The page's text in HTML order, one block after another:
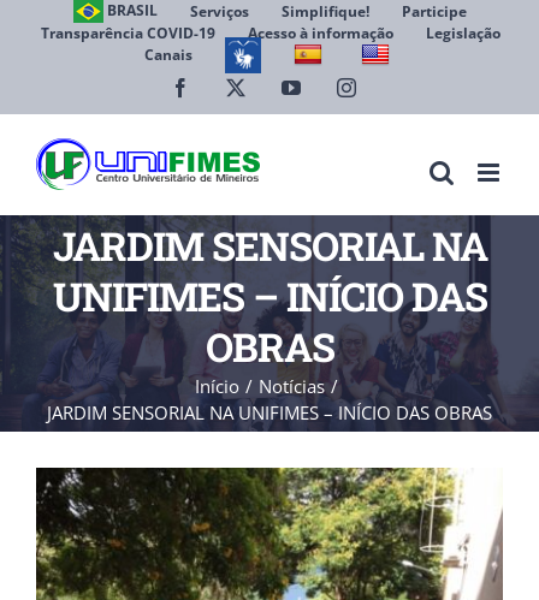
BRASIL Serviços Simplifique!
Participe
Transparência COVID-19
Acesso à informação
Legislação
Canais
Facebook YouTubeInstagram
JARDIM SENSORIAL NA
UNIFIMES – INÍCIO DAS
OBRAS
Início
Notícias
JARDIM SENSORIAL NA UNIFIMES – INÍCIO DAS OBRAS
View
Larger
Image